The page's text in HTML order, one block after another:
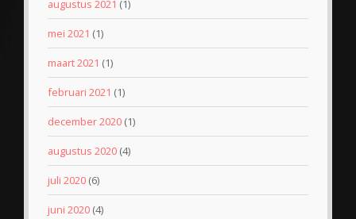
augustus 2021 (1)
mei 2021 (1)
maart 2021 (1)
februari 2021 (1)
december 2020 (1)
augustus 2020 (4)
juli 2020 (6)
juni 2020 (4)